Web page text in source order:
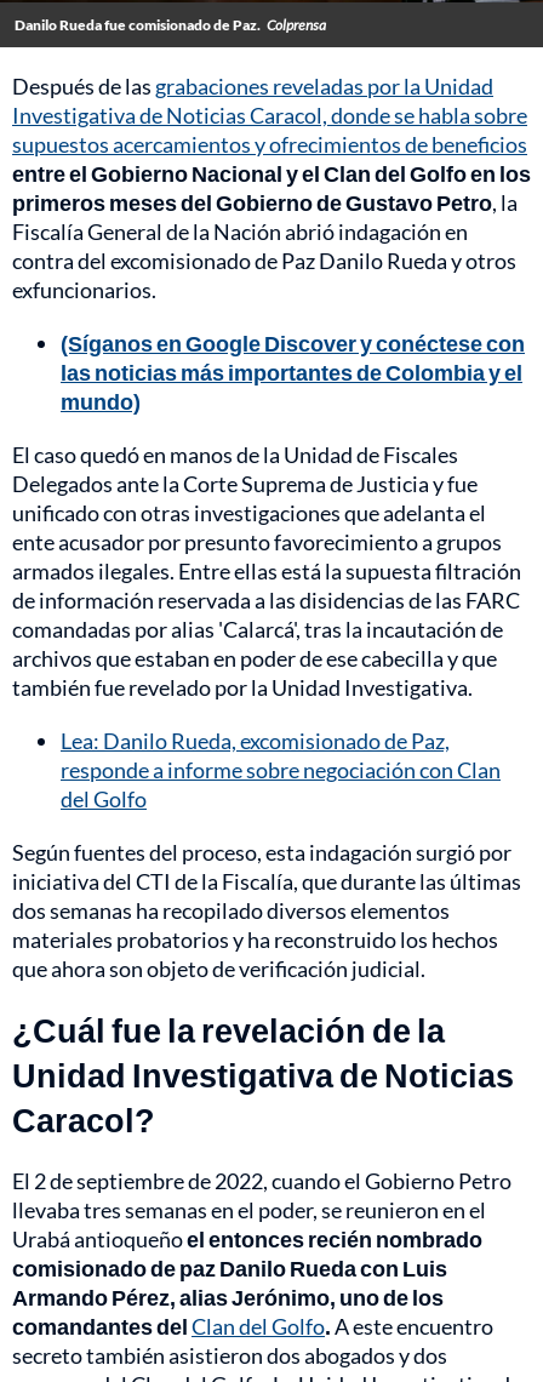
Danilo Rueda fue comisionado de Paz. Colprensa
Después de las grabaciones reveladas por la Unidad
Investigativa de Noticias Caracol, donde se habla sobre
supuestos acercamientos y ofrecimientos de beneficios
entre el Gobierno Nacional y el Clan del Golfo en los
primeros meses del Gobierno de Gustavo Petro, la
Fiscalía General de la Nación abrió indagación en
contra del excomisionado de Paz Danilo Rueda y otros
exfuncionarios.
(Síganos en Google Discover y conéctese con
las noticias más importantes de Colombia y el
mundo)
El caso quedó en manos de la Unidad de Fiscales
Delegados ante la Corte Suprema de Justicia y fue
unificado con otras investigaciones que adelanta el
ente acusador por presunto favorecimiento a grupos
armados ilegales. Entre ellas está la supuesta filtración
de información reservada a las disidencias de las FARC
comandadas por alias 'Calarcá', tras la incautación de
archivos que estaban en poder de ese cabecilla y que
también fue revelado por la Unidad Investigativa.
Lea: Danilo Rueda, excomisionado de Paz,
responde a informe sobre negociación con Clan
del Golfo
Según fuentes del proceso, esta indagación surgió por
iniciativa del CTI de la Fiscalía, que durante las últimas
dos semanas ha recopilado diversos elementos
materiales probatorios y ha reconstruido los hechos
que ahora son objeto de verificación judicial.
¿Cuál fue la revelación de la
Unidad Investigativa de Noticias
Caracol?
El 2 de septiembre de 2022, cuando el Gobierno Petro
llevaba tres semanas en el poder, se reunieron en el
Urabá antioqueñoel entonces recién nombrado
comisionado de paz Danilo Rueda con Luis
Armando Pérez, alias Jerónimo, uno de los
comandantes delClan del Golfo.A este encuentro
secreto también asistieron dos abogados y dos